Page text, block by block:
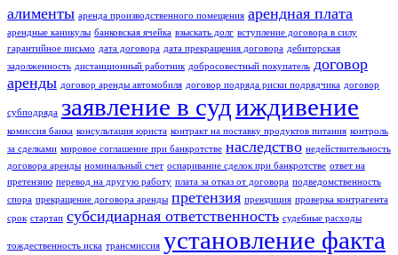
алименты аренда производственного помещения арендная плата
арендные каникулы банковская ячейка взыскать долг вступление договора в силу
гарантийное письмо дата договора дата прекращения договора дебиторская
задолженность дистанционный работник добросовестный покупатель договор
аренды договор аренды автомобиля договор подряда риски подрядчика договор
субподряда заявление в судиждивение
комиссия банка консультация юриста контракт на поставку продуктов питания контроль
за сделками мировое соглашение при банкротстве наследство недействительность
договора аренды номинальный счет оспаривание сделок при банкротстве ответ на
претензию перевод на другую работу плата за отказ от договора подведомственность
спора прекращение договора аренды претензия преюдиция проверка контрагента
срок стартап субсидиарная ответственность судебные расходы
тождественность иска трансмиссия установление факта